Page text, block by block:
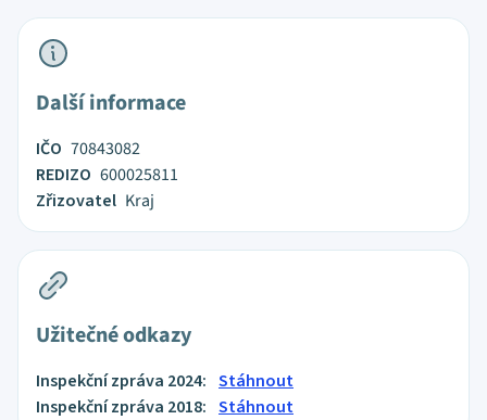
Další informace
IČO 70843082
REDIZO 600025811
Zřizovatel Kraj
Užitečné odkazy
Inspekční zpráva 2024: Stáhnout
Inspekční zpráva 2018: Stáhnout